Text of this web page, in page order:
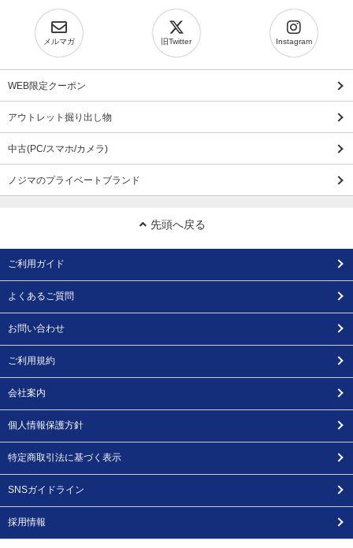
メルマガ 旧Twitter Instagram
WEB限定クーポン
アウトレット掘り出し物
中古(PC/スマホ/カメラ)
ノジマのプライベートブランド
先頭へ戻る
ご利用ガイド
よくあるご質問
お問い合わせ
ご利用規約
会社案内
個人情報保護方針
特定商取引法に基づく表示
SNSガイドライン
採用情報